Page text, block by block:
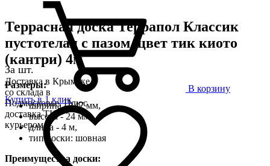
За шт.
Доставка в Крымске
со склада в
Подмосковье. Плюс
доставка ТК,
курьером
В корзину
Купить в 1 клик
Террасная доска Террапол Классик
пустотелая с пазом, цвет тик киото
(кантри) 4м
Размеры:
ширина - 147 мм,
высота - 24 мм,
длина - 4 м,
тип доски: шовная
Преимущества доски: